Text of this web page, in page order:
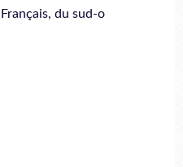
du sud-o